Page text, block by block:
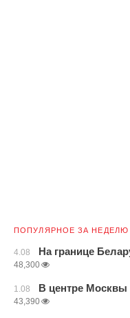
ПОПУЛЯРНОЕ ЗА НЕДЕЛЮ
4.08 На границе
48,300
1.08 В центре
43,390